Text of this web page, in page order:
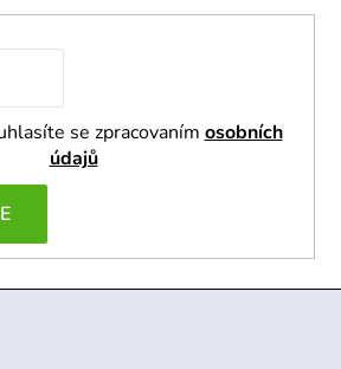
se zpracovaním osobních
údajů